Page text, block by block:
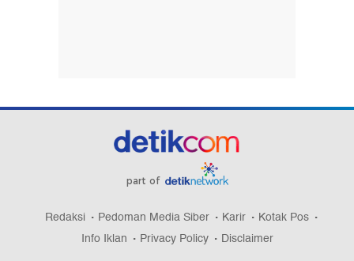
part of
Redaksi Pedoman Media Siber Karir
Kotak Pos
Info Iklan
Privacy Policy Disclaimer